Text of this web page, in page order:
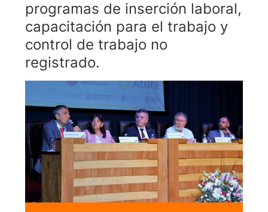
programas de inserción laboral,
capacitación para el trabajo y
control de trabajo no
registrado.